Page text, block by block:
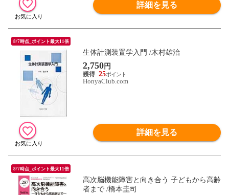
詳細を見る
8/7時点_ポイント最大11倍
生体計測装置学入門 /木村雄治
2,750円
25
HonyaClub.com
詳細を見る
8/7時点_ポイント最大11倍
高次脳機能障害と向き合う 子どもから高齢
者まで /橋本圭司